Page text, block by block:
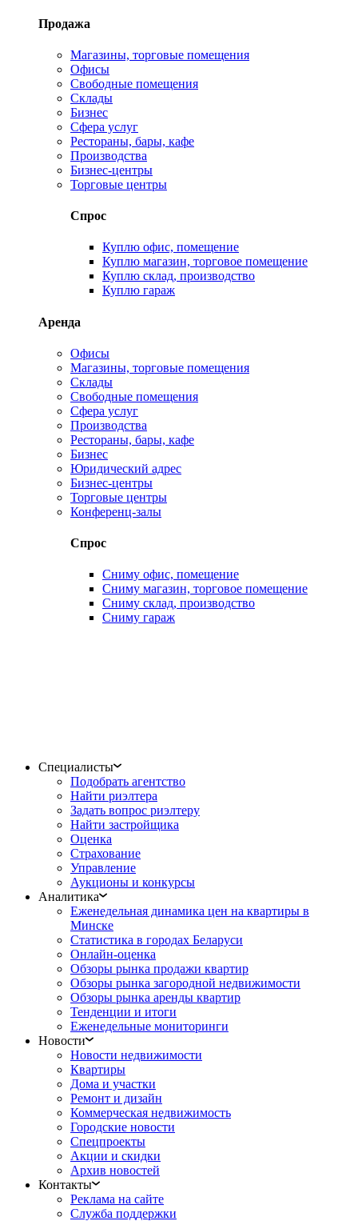
Продажа
Магазины, торговые помещения
Офисы
Свободные помещения
Склады
Бизнес
Сфера услуг
Рестораны, бары, кафе
Производства
Бизнес-центры
Торговые центры
Спрос
Куплю офис, помещение
Куплю магазин, торговое помещение
Куплю склад, производство
Куплю гараж
Аренда
Офисы
Магазины, торговые помещения
Склады
Свободные помещения
Сфера услуг
Производства
Рестораны, бары, кафе
Бизнес
Юридический адрес
Бизнес-центры
Торговые центры
Конференц-залы
Спрос
Сниму офис, помещение
Сниму магазин, торговое помещение
Сниму склад, производство
Сниму гараж
Специалисты
Подобрать агентство
Найти риэлтера
Задать вопрос риэлтеру
Найти застройщика
Оценка
Страхование
Управление
Аукционы и конкурсы
Аналитика
Еженедельная динамика цен на квартиры в
Минске
Статистика в городах Беларуси
Онлайн-оценка
Обзоры рынка продажи квартир
Обзоры рынка загородной недвижимости
Обзоры рынка аренды квартир
Тенденции и итоги
Еженедельные мониторинги
Новости
Новости недвижимости
Квартиры
Дома и участки
Ремонт и дизайн
Коммерческая недвижимость
Городские новости
Спецпроекты
Акции и скидки
Архив новостей
Контакты
Реклама на сайте
Служба поддержки